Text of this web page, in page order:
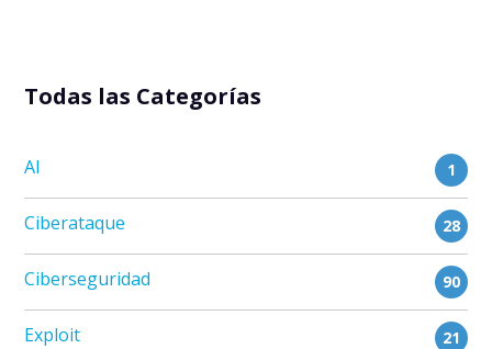
Todas las Categorías
AI 1
Ciberataque 28
Ciberseguridad 90
Exploit 21